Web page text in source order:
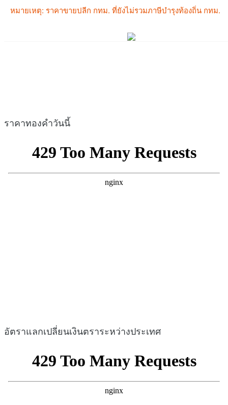
ราคาทองคำวันนี้
อัตราแลกเปลี่ยนเงินตราระหว่างประเทศ